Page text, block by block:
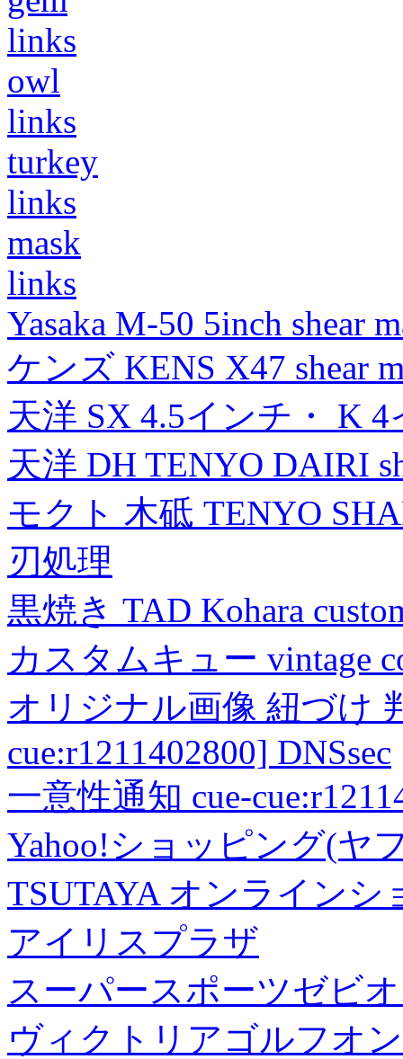
links
owl
links
turkey
links
mask
links
Yasaka M-50 5inch shear
ケンズ KENS X47 shear
天洋 SX 4.5インチ・ K
天洋 DH TENYO DAIRI
モクト 木砥 TENYO
刃処理
黒焼き TAD Kohara
カスタムキュー vintage
オリジナル画像 紐づけ
cue:r1211402800] DNSsec
一意性通知 cue-
Yahoo!ショッピング(ヤ
TSUTAYA オンラインシ
アイリスプラザ
スーパースポーツゼビ
ヴィクトリアゴルフオ